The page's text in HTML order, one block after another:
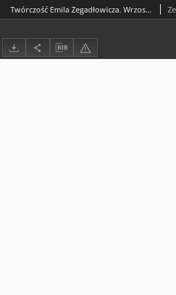
Twórczość Emila Zegadłowicza. Wrzosy : poemat (fragmenty)